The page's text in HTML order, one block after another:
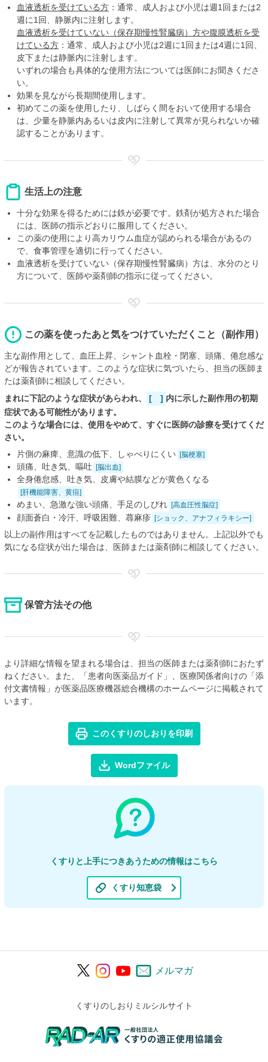
血液透析を受けている方 ：通常、成人および小児は週1回または2
週に1回、静脈内に注射します。
血液透析を受けていない（保存期慢性腎臓病）方や腹膜透析を受
けている方 ：通常、成人および小児は2週に1回または4週に1回、
皮下または静脈内に注射します。
いずれの場合も具体的な使用方法については医師にお聞きくださ
い。
効果を見ながら長期間使用します。
初めてこの薬を使用したり、しばらく間をおいて使用する場合
は、少量を静脈内あるいは皮内に注射して異常が見られないか確
認することがあります。
生活上の注意
十分な効果を得るためには鉄が必要です。鉄剤が処方された場合
には、医師の指示どおりに服用してください。
この薬の使用により高カリウム血症が認められる場合があるの
で、食事管理を適切に行ってください。
血液透析を受けていない（保存期慢性腎臓病）方は、水分のとり
方について、医師や薬剤師の指示に従ってください。
この薬を使ったあと気をつけていただくこと（副作用）
主な副作用として、血圧上昇、シャント血栓・閉塞、頭痛、倦怠感な
どが報告されています。このような症状に気づいたら、担当の医師ま
たは薬剤師に相談してください。
まれに下記のような症状があらわれ、
[ ] 内に示した副作用の初期
症状である可能性があります。
このような場合には、使用をやめて、すぐに医師の診療を受けてくだ
さい。
片側の麻痺、意識の低下、しゃべりにくい [脳梗塞]
頭痛、吐き気、嘔吐 [脳出血]
全身倦怠感、吐き気、皮膚や結膜などが黄色くなる
[肝機能障害、黄疸]
めまい、急激な強い頭痛、手足のしびれ [高血圧性脳症]
顔面蒼白・冷汗、呼吸困難、蕁麻疹 [ショック、アナフィラキシー]
以上の副作用はすべてを記載したものではありません。上記以外でも
気になる症状が出た場合は、医師または薬剤師に相談してください。
保管方法その他
より詳細な情報を望まれる場合は、担当の医師または薬剤師におたず
ねください。また、「患者向医薬品ガイド」、医療関係者向けの「添
付文書情報」が医薬品医療機器総合機構のホームページに掲載されて
います。
このくすりのしおりを印刷
Wordファイル
くすりと上手につきあうための情報はこちら
くすり知恵袋
メルマガ
くすりのしおりミルシルサイト